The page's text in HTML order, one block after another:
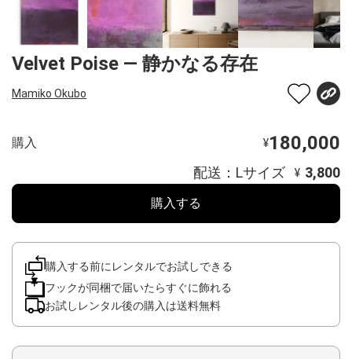
Velvet Poise — 静かなる存在
Mamiko Okubo
購入 ¥180,000
配送：Lサイズ ¥ 3,800
購入する
購入する前にレンタルでお試しできる
フックが同梱で届いたらすぐに飾れる
お試しレンタル後の購入は送料無料